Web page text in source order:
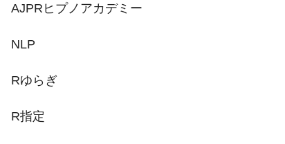
AJPRヒプノアカデミー
NLP
Rゆらぎ
R指定